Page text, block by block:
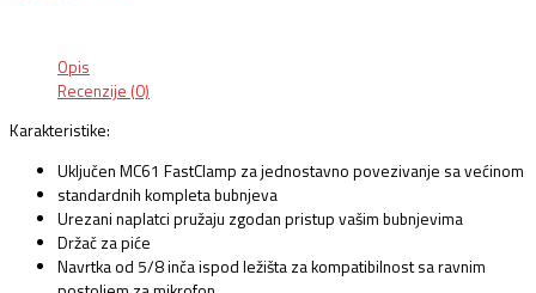
Opis
Recenzije (0)
Karakteristike:
Uključen MC61 FastClamp za jednostavno povezivanje sa većinom
standardnih kompleta bubnjeva
Urezani naplatci pružaju zgodan pristup vašim bubnjevima
Držač za piće
Navrtka od 5/8 inča ispod ležišta za kompatibilnost sa ravnim